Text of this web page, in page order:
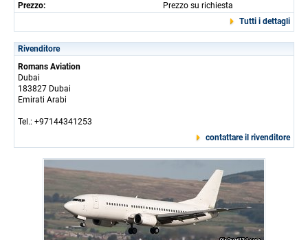
Prezzo:
Prezzo su richiesta
Tutti i dettagli
Rivenditore
Romans Aviation
Dubai
183827 Dubai
Emirati Arabi
Tel.: +97144341253
contattare il rivenditore